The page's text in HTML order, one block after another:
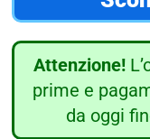
Attenzione!
prime e
da oggi